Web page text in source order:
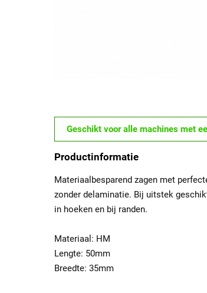
Geschikt voor alle machines met
Productinformatie
Materiaalbesparend zagen met
zonder delaminatie. Bij uitstek
in hoeken en bij randen.
Materiaal: HM
Lengte: 50mm
Breedte: 35mm